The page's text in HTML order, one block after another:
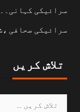
سرائیکی
سرائیکی صحافی
تلاش کریں